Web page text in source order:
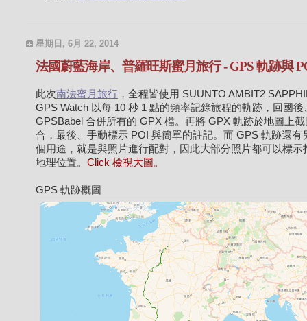
星期日, 6月 22, 2014
法國蔚藍海岸、普羅旺斯蜜月旅行 - GPS 軌跡與
此次南法蜜月旅行 ，全程皆使用 SUUNTO AMBIT2
GPS Watch 以每 10 秒 1 點的頻率記錄旅程的軌跡，回國後
GPSBabel 合併所有的 GPX 檔。再將 GPX 軌跡於地圖上
合，最後、手動標示 POI 與簡單的註記。而 GPS 軌跡還有
個用途，就是與照片進行配對，因此大部分照片都可以標示
地理位置。 Click 檢視大圖。
GPS 軌跡概圖